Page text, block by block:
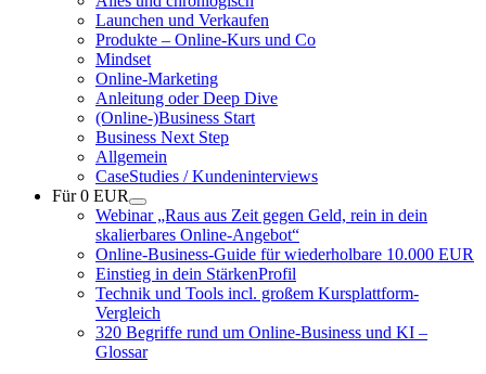
Launchen und Verkaufen
Produkte – Online-Kurs und Co
Mindset
Online-Marketing
Anleitung oder Deep Dive
(Online-)Business Start
Business Next Step
Allgemein
CaseStudies / Kundeninterviews
Für 0 EUR
Webinar „Raus aus Zeit gegen Geld, rein in dein
skalierbares Online-Angebot“
Online-Business-Guide für wiederholbare 10.000 EUR
Einstieg in dein StärkenProfil
Technik und Tools incl. großem Kursplattform-
Vergleich
320 Begriffe rund um Online-Business und KI –
Glossar